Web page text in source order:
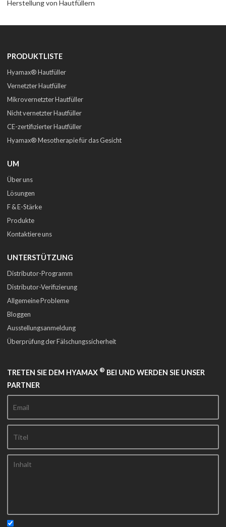
Herstellung von Hautfüllern
PRODUKTLISTE
Hyamax® Hautfüller
Vernetzter Hautfüller
Mikrovernetzter Hautfüller
Nicht vernetzter Hautfüller
CE-zertifizierter Hautfüller
Hyamax® Mesotherapie für das Gesicht
UM
Über uns
Lösungen
F & E-Stärke
Produkte
Kontaktiere uns
UNTERSTÜTZUNG
Distributor-Programm
Distributor-Verifizierung
Allgemeine Probleme
Bloggen
Ausstellungsanmeldung
Überprüfung der Fälschungssicherheit
TRETEN SIE DEM HYAMAX ® BEI UND WERDEN SIE UNSER
PARTNER